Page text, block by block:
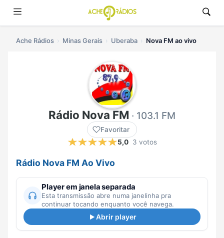
Ache Rádios Minas Gerais Uberaba Nova FM ao vivo
Rádio Nova FM · 103.1 FM
Favoritar
5,0 3 votos
Rádio Nova FM Ao Vivo
Player em janela separada
Esta transmissão abre numa janelinha pra
continuar tocando enquanto você navega.
Abrir player